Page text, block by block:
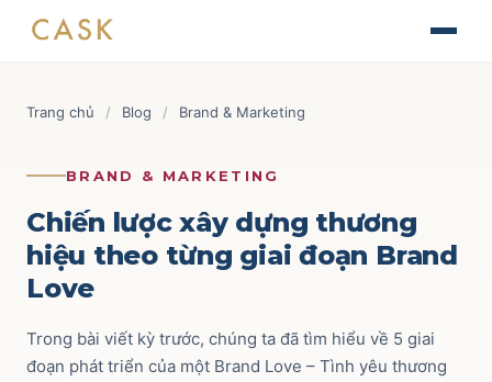
The Journey of Brand Building
Thiết kế chiến lược & kế hoạch Marketing
Tài chính ứng dụng cho quản lý thương mại
Lập kế hoạch kinh doanh hàng năm
TRADE & CHANNEL
Impactful Trade Marketing Management
Data-driven Trade Marketing Excellence
Trade Marketing
Route to Market 52
Commercial Finance 57
Liên hệ
Trang chủ / Blog / Brand & Marketing
BRAND & MARKETING
Chiến lược xây dựng thương
hiệu theo từng giai đoạn Brand
Love
Trong bài viết kỳ trước, chúng ta đã tìm hiểu về 5 giai
đoạn phát triển của một Brand Love – Tình yêu thương